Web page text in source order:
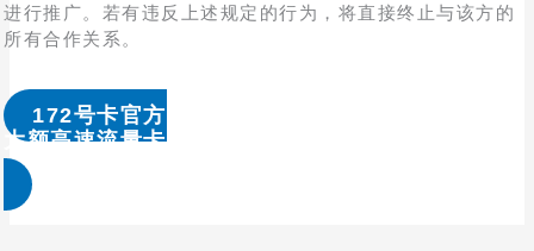
进行推广。若有违反上述规定的行为，将直接终止与该方的
所有合作关系。
172号卡官方
大额高速流量卡办理 & 流量卡代理加盟